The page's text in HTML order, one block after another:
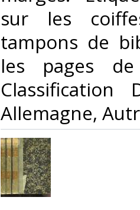
sur les
tampons de
les pages
Classification
Allemagne,